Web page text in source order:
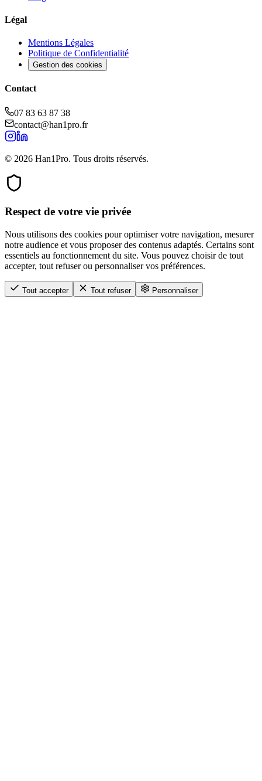
Légal
Mentions Légales
Politique de Confidentialité
Gestion des cookies
Contact
07 83 63 87 38
contact@han1pro.fr
© 2026 Han1Pro. Tous droits réservés.
Respect de votre vie privée
Nous utilisons des cookies pour optimiser votre navigation, mesurer
notre audience et vous proposer des contenus adaptés. Certains sont
essentiels au fonctionnement du site. Vous pouvez choisir de tout
accepter, tout refuser ou personnaliser vos préférences.
Tout accepter Tout refuser Personnaliser